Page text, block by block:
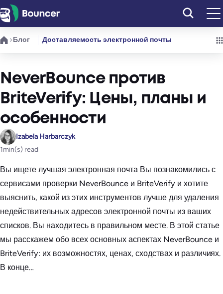
Перейти
к
содержимому
Блог Доставляемость электронной почты
NeverBounce против
BriteVerify: Цены, планы и
особенности
Izabela Harbarczyk
1min(s) read
Вы ищете лучшая электронная почта Вы познакомились с
сервисами проверки NeverBounce и BriteVerify и хотите
выяснить, какой из этих инструментов лучше для удаления
недействительных адресов электронной почты из ваших
списков. Вы находитесь в правильном месте. В этой статье
мы расскажем обо всех основных аспектах NeverBounce и
BriteVerify: их возможностях, ценах, сходствах и различиях.
В конце…